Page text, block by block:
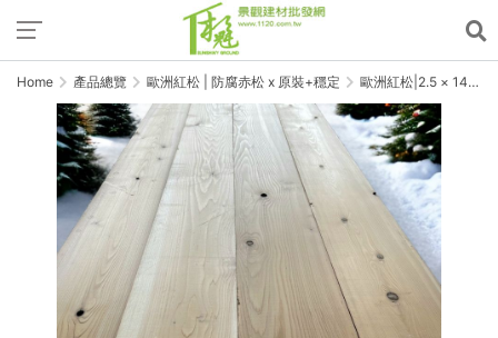
Home 產品總覽 歐洲紅松 | 防腐赤松 x 原裝+穩定
歐洲紅松|2.5 × 14.5
× 300 cm｜環保防腐｜
US1級景觀材｜刨光